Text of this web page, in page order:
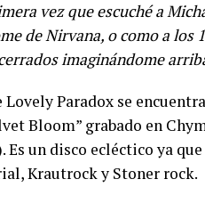
vez que escuché a
de Nirvana, o como a los
imaginándome
Paradox se
Bloom” grabado en
Es un disco ecléctico ya
Krautrock y Stoner rock.